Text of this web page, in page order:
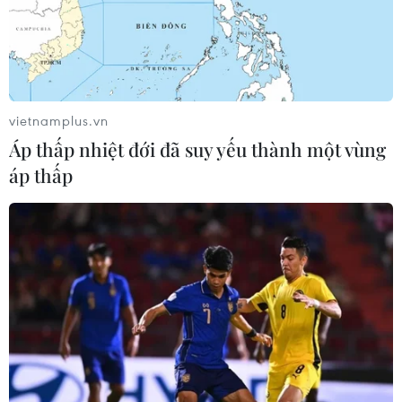
Hy vọng mới về phương pháp điều trị cho
các bệnh nhân Alzheimer
14/08/2023 13:29
vietnamplus.vn
Áp thấp nhiệt đới đã suy yếu thành một vùng
áp thấp